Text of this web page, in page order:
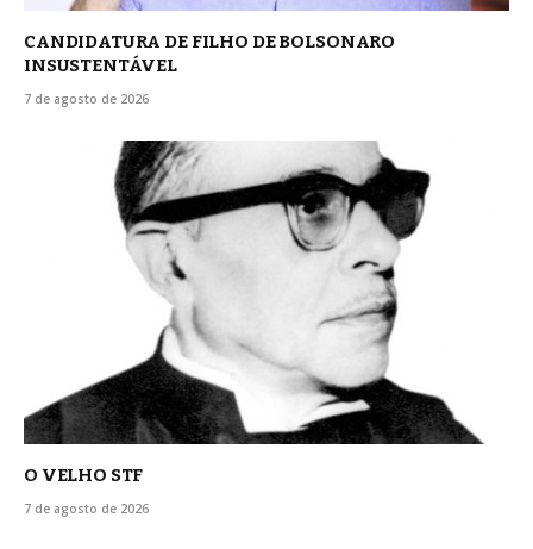
CANDIDATURA DE FILHO DE BOLSONARO
INSUSTENTÁVEL
7 de agosto de 2026
O VELHO STF
7 de agosto de 2026